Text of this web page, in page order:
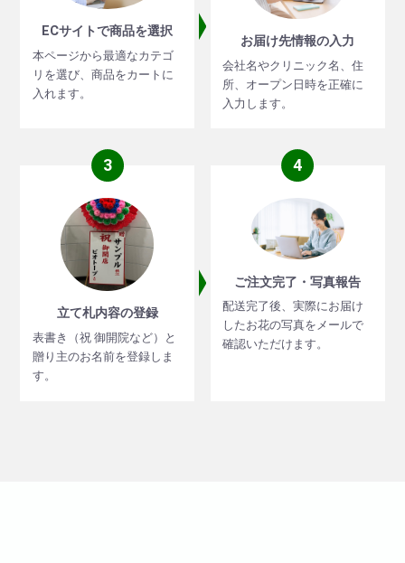
ECサイトで商品を選択
本ページから最適なカテゴ
リを選び、商品をカートに
入れます。
お届け先情報の入力
会社名やクリニック名、住
所、オープン日時を正確に
入力します。
3
立て札内容の登録
表書き（祝 御開院など）と
贈り主のお名前を登録しま
す。
4
ご注文完了・写真報告
配送完了後、実際にお届け
したお花の写真をメールで
確認いただけます。